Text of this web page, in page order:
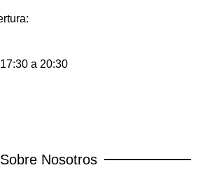
a 20:30
Sobre Nosotros